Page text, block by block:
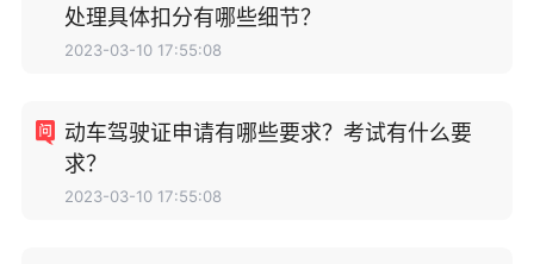
处理具体扣分有哪些细节？
2023-03-10 17:55:08
动车驾驶证申请有哪些要求？考试有什么要
求？
2023-03-10 17:55:08